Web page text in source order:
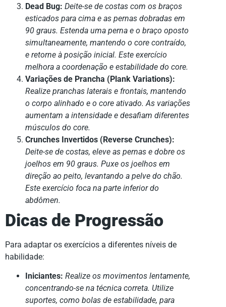
Dead Bug: Deite-se de costas com os braços
esticados para cima e as pernas dobradas em
90 graus. Estenda uma perna e o braço oposto
simultaneamente, mantendo o core contraído,
e retorne à posição inicial. Este exercício
melhora a coordenação e estabilidade do core.
Variações de Prancha (Plank Variations):
Realize pranchas laterais e frontais, mantendo
o corpo alinhado e o core ativado. As variações
aumentam a intensidade e desafiam diferentes
músculos do core.
Crunches Invertidos (Reverse Crunches):
Deite-se de costas, eleve as pernas e dobre os
joelhos em 90 graus. Puxe os joelhos em
direção ao peito, levantando a pelve do chão.
Este exercício foca na parte inferior do
abdômen.
Dicas de Progressão
Para adaptar os exercícios a diferentes níveis de
habilidade:
Iniciantes: Realize os movimentos lentamente,
concentrando-se na técnica correta. Utilize
suportes, como bolas de estabilidade, para